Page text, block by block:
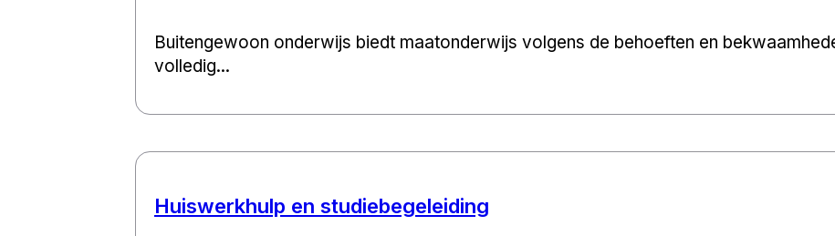
Buitengewoon onderwijs biedt maatonderwijs volgens de behoeften en
volledig...
Huiswerkhulp en studiebegeleiding